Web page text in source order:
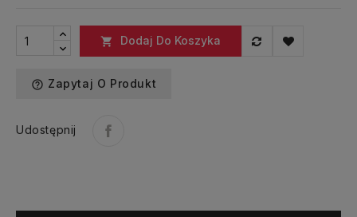
 Dodaj Do Koszyka
help_outline Zapytaj O Produkt
Udostępnij